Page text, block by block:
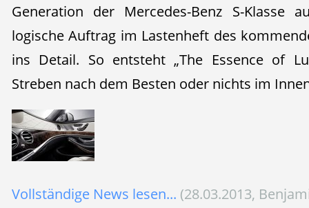
Generation der Mercedes-Benz S-Klasse
logische Auftrag im Lastenheft des
ins Detail. So entsteht „The Essence of
Streben nach dem Besten oder nichts im
Vollständige News lesen... (28.03.2013,